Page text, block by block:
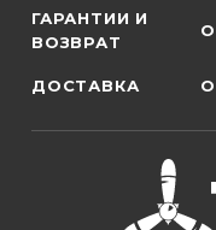
ГАРАНТИИ И
ВОЗВРАТ
ДОСТАВКА